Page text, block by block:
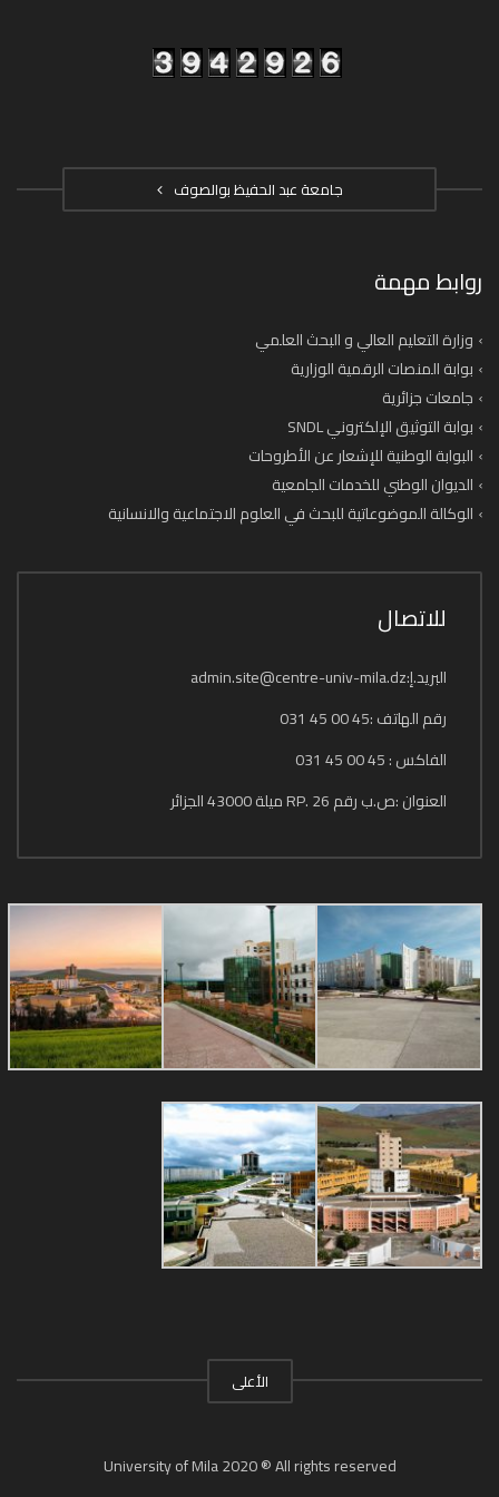
جامعة عبد الحفيظ بوالصوف
روابط مهمة
وزارة التعليم العالي و البحث العلمي
بوابة المنصات الرقمية الوزارية
جامعات جزائرية
بوابة التوثيق الإلكتروني SNDL
البوابة الوطنية للإشعار عن الأطروحات
الديوان الوطني للخدمات الجامعية
الوكالة الموضوعاتية للبحث في العلوم الاجتماعية والانسانية
للاتصال
البريد.إ:admin.site@centre-univ-mila.dz
رقم الهاتف :45 00 45 031
الفاكس : 45 00 45 031
العنوان :ص.ب رقم 26 .RP ميلة 43000 الجزائر
الأعلى
University of Mila 2020 ® All rights reserved